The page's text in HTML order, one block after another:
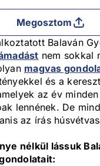
Megosztom
Balaván
nem sokkal
magvas
és a
az év
lennének. De
az írás
nélkül lássuk